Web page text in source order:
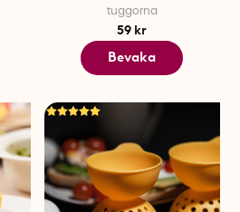
tuggorna
59 kr
Bevaka